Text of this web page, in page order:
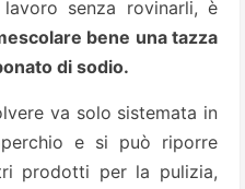
senza rovinarli, è
bene una tazza
di sodio.
va solo sistemata in
e si può riporre
prodotti per la pulizia,